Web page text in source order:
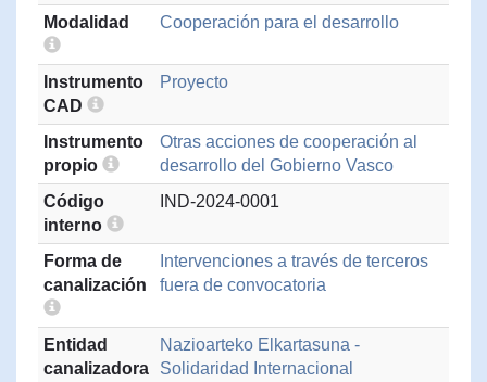
Modalidad Cooperación para el desarrollo
Instrumento
CAD
Proyecto
Instrumento
propio
Otras acciones de cooperación al
desarrollo del Gobierno Vasco
Código
interno
IND-2024-0001
Forma de
canalización
Intervenciones a través de terceros
fuera de convocatoria
Entidad
canalizadora
Nazioarteko Elkartasuna -
Solidaridad Internacional